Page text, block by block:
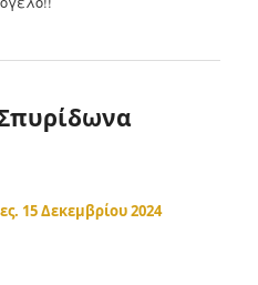
15 Δεκεμβρίου 2024